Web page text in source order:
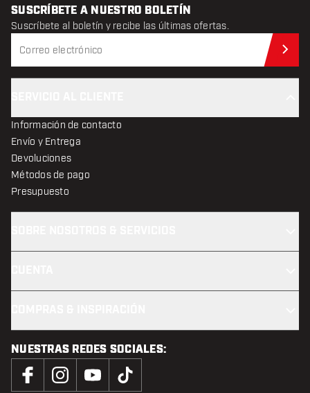
SUSCRÍBETE A NUESTRO BOLETÍN
Suscríbete al boletín y recibe las últimas ofertas.
Información de contacto
Envío y Entrega
Devoluciones
Métodos de pago
Presupuesto
NUESTRAS REDES SOCIALES: